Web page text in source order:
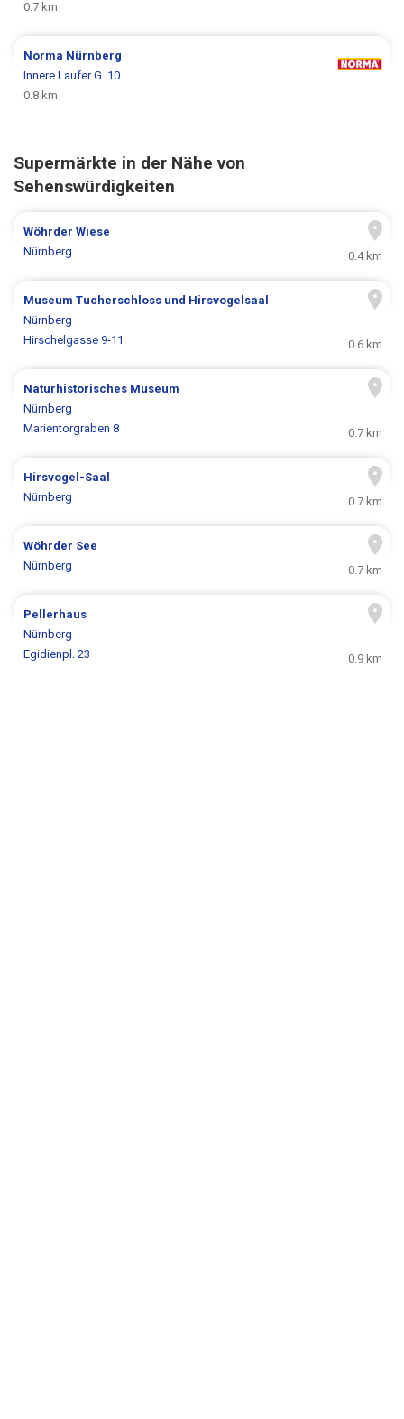
0.7 km
Norma Nürnberg
Innere Laufer G. 10
0.8 km
Supermärkte in der Nähe von
Sehenswürdigkeiten
Wöhrder Wiese
Nürnberg
0.4 km
Museum Tucherschloss und Hirsvogelsaal
Nürnberg
Hirschelgasse 9-11
0.6 km
Naturhistorisches Museum
Nürnberg
Marientorgraben 8
0.7 km
Hirsvogel-Saal
Nürnberg
0.7 km
Wöhrder See
Nürnberg
0.7 km
Pellerhaus
Nürnberg
Egidienpl. 23
0.9 km